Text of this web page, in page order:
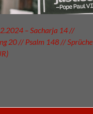
– Sacharja 14 //
20 // Psalm 148 // Sprüche